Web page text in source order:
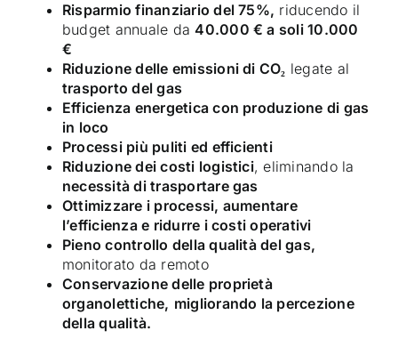
Risparmio finanziario del 75%, riducendo il
budget annuale da40.000 € a soli 10.000
€
Riduzione delle emissioni di CO₂ legate al
trasporto del gas
Efficienza energetica con produzione di gas
in loco
Processi più puliti ed efficienti
Riduzione dei costi logistici, eliminando la
necessità di trasportare gas
Ottimizzare i processi, aumentare
l’efficienza e ridurre i costi operativi
Pieno controllo della qualità del gas,
monitorato da remoto
Conservazione delle proprietà
organolettiche, migliorando la percezione
della qualità.